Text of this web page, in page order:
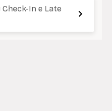
Check-In e Late